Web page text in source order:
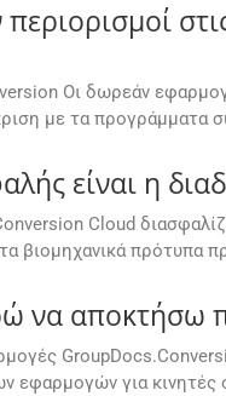
Οι δωρεάν
με τα προγράμματα
είναι η
Cloud
βιομηχανικά πρότυπα
να αποκτήσω
εφαρμογών για κινητές